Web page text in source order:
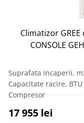
Climatizor
CONSOLE
Suprafata incaperii,
Capacitate racire, BTU
Compresor
17 955 lei